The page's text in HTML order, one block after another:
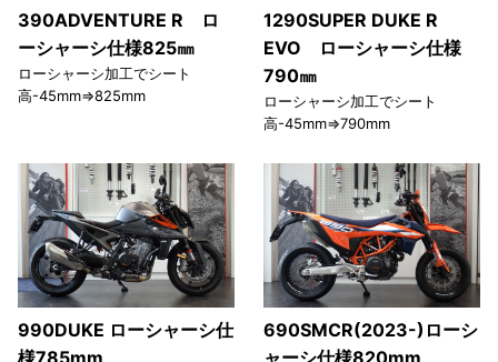
390ADVENTURE R ロ
ーシャーシ仕様825㎜
ローシャーシ加工でシート
高-45mm⇒825mm
1290SUPER DUKE R
EVO ローシャーシ仕様
790㎜
ローシャーシ加工でシート
高-45mm⇒790mm
990DUKE ローシャーシ仕
様785mm
690SMCR(2023-)ローシ
ャーシ仕様820mm